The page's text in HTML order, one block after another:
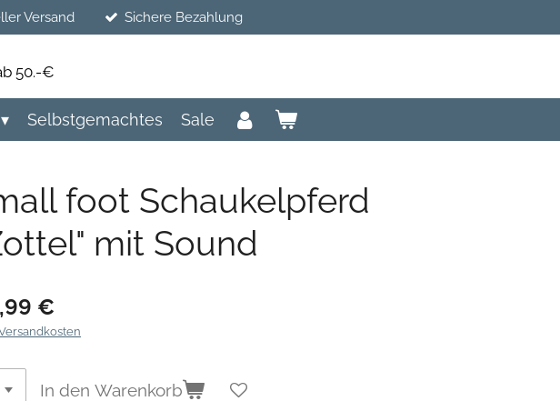
Versand Sichere Bezahlung
50.-€
Selbstgemachtes Sale
foot Schaukelpferd
mit Sound
€
In den Warenkorb